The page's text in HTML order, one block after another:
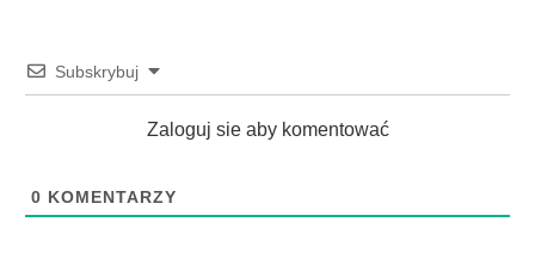
Subskrybuj
Zaloguj sie aby komentować
0 KOMENTARZY